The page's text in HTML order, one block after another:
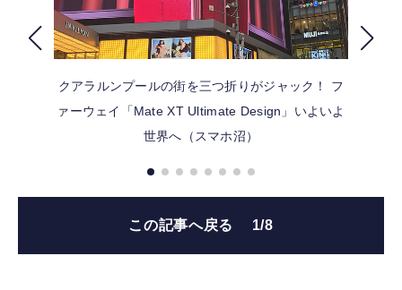
FOLLOW US
クアラルンプールの街を三つ折りがジャック！ フ
ァーウェイ「Mate XT Ultimate Design」いよいよ
世界へ（スマホ沼）
この記事へ戻る 1/8